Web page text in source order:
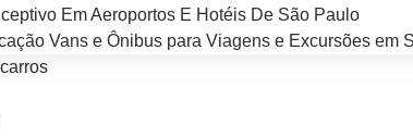
Em Aeroportos E Hotéis De São Paulo
Vans e Ônibus para Viagens e Excursões em